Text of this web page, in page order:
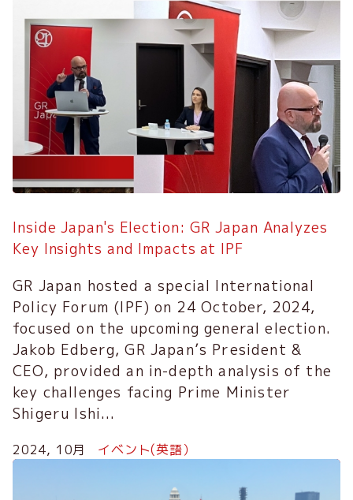
Inside Japan's Election: GR Japan Analyzes
Key Insights and Impacts at IPF
GR Japan hosted a special International
Policy Forum (IPF) on 24 October, 2024,
focused on the upcoming general election.
Jakob Edberg, GR Japan’s President &
CEO, provided an in-depth analysis of the
key challenges facing Prime Minister
Shigeru Ishi...
2024, 10月 イベント(英語）